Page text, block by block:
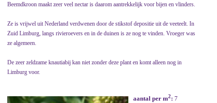
Beemdkroon maakt zeer veel nectar is daarom aantrekkelijk voor bijen en vlinders.
Ze is vrijwel uit Nederland verdwenen door de stikstof depositie uit de veeteelt. In
Zuid Limburg, langs rivieroevers en in de duinen is ze nog te vinden. Vroeger was
ze algemeen.
De zeer zeldzame knautiabij kan niet zonder deze plant en komt alleen nog in
Limburg voor.
aantal per m2: 7